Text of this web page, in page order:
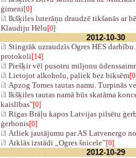
ģimeni[0]
Ikšķiles luterāņu draudzē tikšanās ar
Klaudiju Hēlu[0]
2012-10-30
Stingrāk uzraudzīs Ogres HES
protokoli[14]
Piešķir vēl pusotru miljonu
Lietojot alkoholu, paliek bez biksēm
Apzog Tomes tautas namu. Turpinās
Ikšķiles tautas namā būs skatāma
kaislības"[0]
Rīgas Brāļu kapos Latvijas pilsētu
ģerbonis[0]
Atliek jautājumu par AS Latvenergo
Atklās izstādi „Ogres šnicele”[0]
2012-10-29